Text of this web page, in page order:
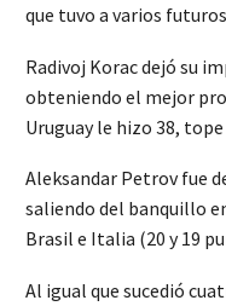
que tuvo a varios
Radivoj Korac dejó su
obteniendo el mejor
Uruguay le hizo 38,
Aleksandar Petrov fue
saliendo del banquillo
Brasil e Italia (20 y 19
Al igual que sucedió